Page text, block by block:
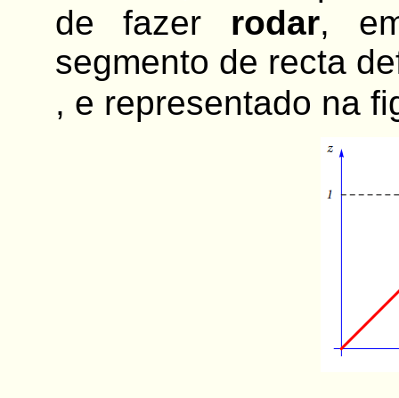
de fazer rodar,
segmento de recta
, e representado na